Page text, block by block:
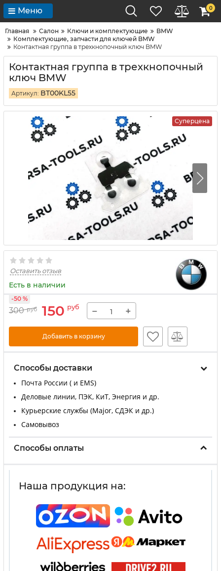
Меню 0
Главная Салон Ключи и комплектующие
BMW
Комплектующие, запчасти для ключей BMW
Контактная группа в трехкнопочный ключ BMW
Контактная группа в трехкнопочный
ключ BMW
Артикул: BT00KL55
Суперцена
Оставить отзыв
Есть в наличии
300 руб 150 руб
-50 %
− +
Добавить в корзину
Способы доставки
Почта России ( и EMS)
Деловые линии, ПЭК, КиТ, Энергия и др.
Курьерские службы (Major, СДЭК и др.)
Самовывоз
Способы оплаты
Наша продукция на: